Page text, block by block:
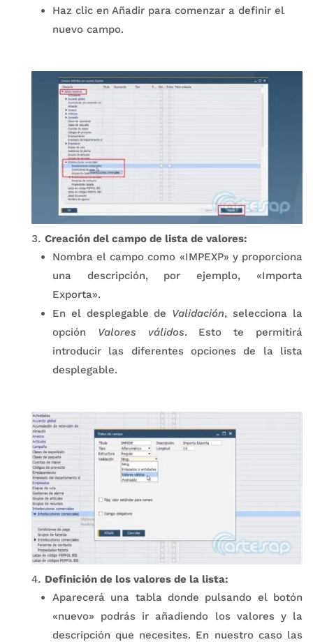
Haz clic en Añadir para comenzar a definir el
nuevo campo.
Creación del campo de lista de valores:
Nombra el campo como «IMPEXP» y proporciona
una descripción, por ejemplo, «Importa
Exporta».
En el desplegable de Validación, selecciona la
opción Valores válidos. Esto te permitirá
introducir las diferentes opciones de la lista
desplegable.
Definición de los valores de la lista:
Aparecerá una tabla donde pulsando el botón
«nuevo» podrás ir añadiendo los valores y la
descripción que necesites. En nuestro caso las